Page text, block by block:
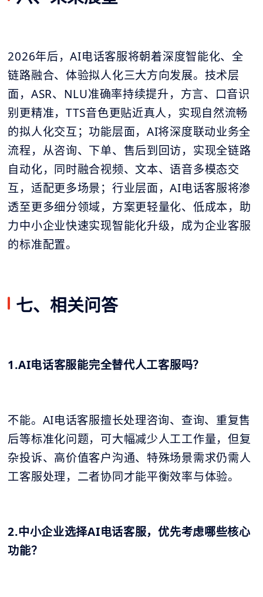
2026年后，AI电话客服将朝着深度智能化、全
链路融合、体验拟人化三大方向发展。技术层
面，ASR、NLU准确率持续提升，方言、口音识
别更精准，TTS音色更贴近真人，实现自然流畅
的拟人化交互；功能层面，AI将深度联动业务全
流程，从咨询、下单、售后到回访，实现全链路
自动化，同时融合视频、文本、语音多模态交
互，适配更多场景；行业层面，AI电话客服将渗
透至更多细分领域，方案更轻量化、低成本，助
力中小企业快速实现智能化升级，成为企业客服
的标准配置。
七、相关问答
1.AI电话客服能完全替代人工客服吗？
不能。AI电话客服擅长处理咨询、查询、重复售
后等标准化问题，可大幅减少人工工作量，但复
杂投诉、高价值客户沟通、特殊场景需求仍需人
工客服处理，二者协同才能平衡效率与体验。
2.中小企业选择AI电话客服，优先考虑哪些核心
功能？